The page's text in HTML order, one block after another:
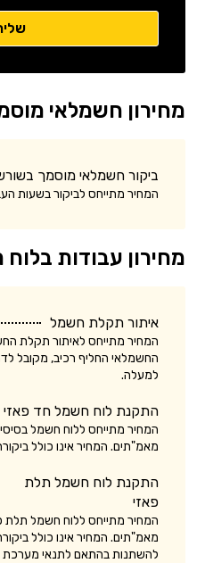
מחירון חשמלאי
ביקור חשמלאי מוסמך
המחיר מתייחס לביקור בשעות
מחירון עבודות
איתור תקלת חשמל
המחיר מתייחס לאיתור תקלת
למעלה.
התקנת לוח חשמל חד פאזי
מאמ"תים. המחיר אינו כולל
התקנת לוח חשמל תלת
פאזי
מאמ"תים. המחיר אינו כולל
להשתנות בהתאם לתנאי